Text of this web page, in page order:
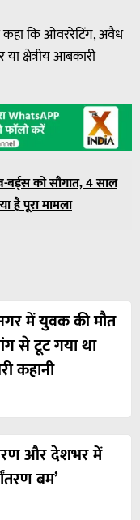
कहा कि ओवररेटिंग, अवैध
क्षेत्रीय आबकारी
को सौगात, 4 साल
है पूरा मामला
में युवक की मौत
से टूट गया था
कहानी
और देशभर में
बम’